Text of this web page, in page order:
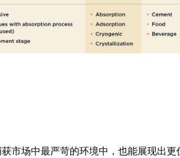
市场中最严苛的环境中，也能展现出更